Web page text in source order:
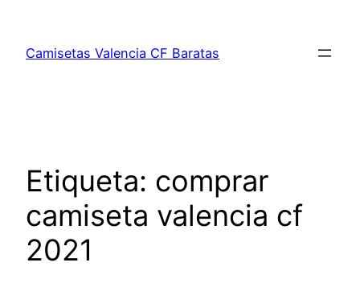
contenido
Camisetas Valencia CF Baratas
Etiqueta: comprar
camiseta valencia cf
2021